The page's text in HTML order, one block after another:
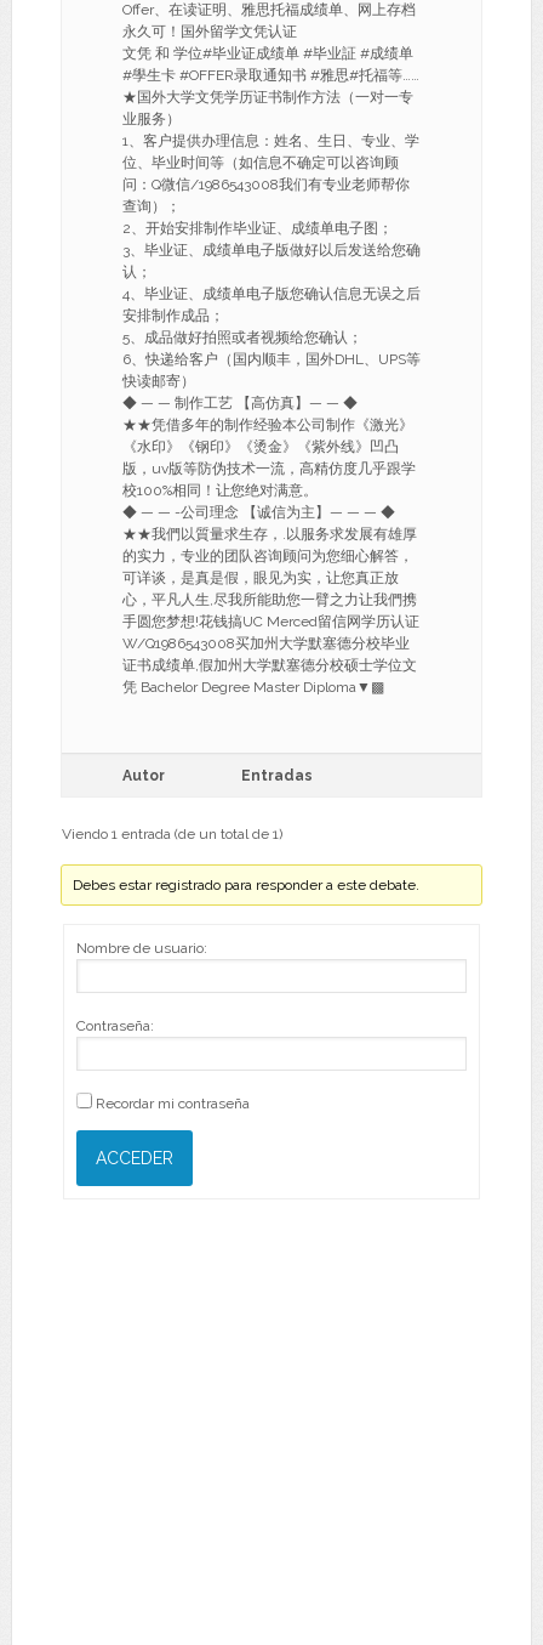
Offer、在读证明、雅思托福成绩单、网上存档
永久可！国外留学文凭认证
文凭 和 学位#毕业证成绩单 #毕业証 #成绩单
#學生卡 #OFFER录取通知书 #雅思#托福等……
★国外大学文凭学历证书制作方法（一对一专
业服务）
1、客户提供办理信息：姓名、生日、专业、学
位、毕业时间等（如信息不确定可以咨询顾
问：Q微信/1986543008我们有专业老师帮你
查询）；
2、开始安排制作毕业证、成绩单电子图；
3、毕业证、成绩单电子版做好以后发送给您确
认；
4、毕业证、成绩单电子版您确认信息无误之后
安排制作成品；
5、成品做好拍照或者视频给您确认；
6、快递给客户（国内顺丰，国外DHL、UPS等
快读邮寄）
◆ — — 制作工艺 【高仿真】— — ◆
★★凭借多年的制作经验本公司制作《激光》
《水印》《钢印》《烫金》《紫外线》凹凸
版，uv版等防伪技术一流，高精仿度几乎跟学
校100%相同！让您绝对满意。
◆ — — -公司理念 【诚信为主】— — — ◆
★★我們以質量求生存，.以服务求发展有雄厚
的实力，专业的团队咨询顾问为您细心解答，
可详谈，是真是假，眼见为实，让您真正放
心，平凡人生,尽我所能助您一臂之力让我們携
手圆您梦想!花钱搞UC Merced留信网学历认证
W/Q1986543008买加州大学默塞德分校毕业
证书成绩单,假加州大学默塞德分校硕士学位文
凭 Bachelor Degree Master Diploma▼▩
Autor Entradas
Viendo 1 entrada (de un total de 1)
Debes estar registrado para responder a este debate.
Nombre de usuario:
Contraseña:
Recordar mi contraseña
ACCEDER